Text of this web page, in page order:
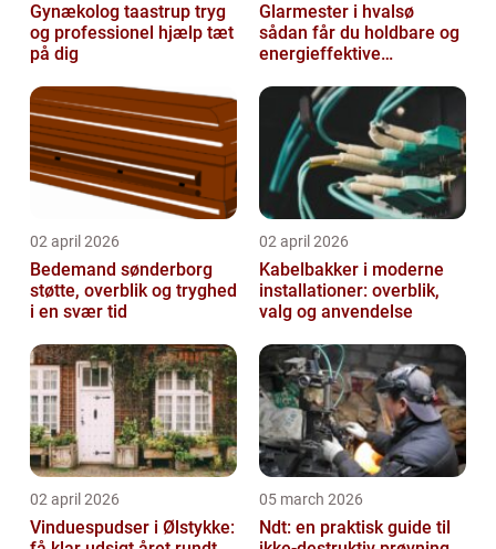
Gynækolog taastrup tryg
og professionel hjælp tæt
på dig
Glarmester i hvalsø
sådan får du holdbare og
energieffektive
02 april 2026
Bedemand sønderborg
støtte, overblik og tryghed
i en svær tid
02 april 2026
Kabelbakker i moderne
installationer: overblik,
valg og anvendelse
02 april 2026
Vinduespudser i Ølstykke:
05 march 2026
Ndt: en praktisk guide til